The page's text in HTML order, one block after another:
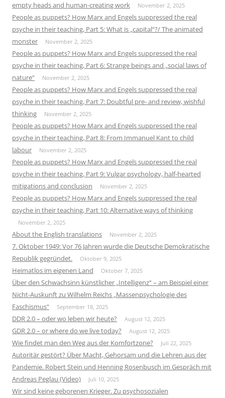
empty heads and human-creating work
November 2, 2025
People as puppets? How Marx and Engels suppressed the real
psyche in their teaching, Part 5: What is „capital“?/ The animated
monster
November 2, 2025
People as puppets? How Marx and Engels suppressed the real
psyche in their teaching, Part 6: Strange beings and „social laws of
nature“
November 2, 2025
People as puppets? How Marx and Engels suppressed the real
psyche in their teaching, Part 7: Doubtful pre- and review, wishful
thinking
November 2, 2025
People as puppets? How Marx and Engels suppressed the real
psyche in their teaching, Part 8: From Immanuel Kant to child
labour
November 2, 2025
People as puppets? How Marx and Engels suppressed the real
psyche in their teaching, Part 9: Vulgar psychology, half-hearted
mitigations and conclusion
November 2, 2025
People as puppets? How Marx and Engels suppressed the real
psyche in their teaching, Part 10: Alternative ways of thinking
November 2, 2025
About the English translations November 2, 2025
7. Oktober 1949: Vor 76 Jahren wurde die Deutsche Demokratische
Republik gegründet.
Oktober 9, 2025
Heimatlos im eigenen Land Oktober 7, 2025
Über den Schwachsinn künstlicher „Intelligenz“ – am Beispiel einer
Nicht-Auskunft zu Wilhelm Reichs „Massenpsychologie des
Faschismus“
September 18, 2025
DDR 2.0 – oder wo leben wir heute? August 12, 2025
GDR 2.0 – or where do we live today? August 12, 2025
Wie findet man den Weg aus der Komfortzone? Juli 22, 2025
Autoritär gestört? Über Macht, Gehorsam und die Lehren aus der
Pandemie. Robert Stein und Henning Rosenbusch im Gespräch mit
Andreas Peglau (Video)
Juli 10, 2025
Wir sind keine geborenen Krieger. Zu psychosozialen